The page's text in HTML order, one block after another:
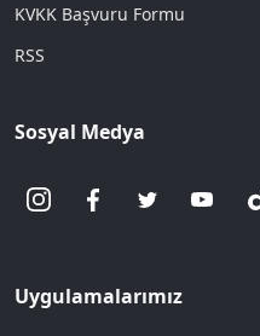
KVKK Başvuru Formu
RSS
Sosyal Medya
Uygulamalarımız